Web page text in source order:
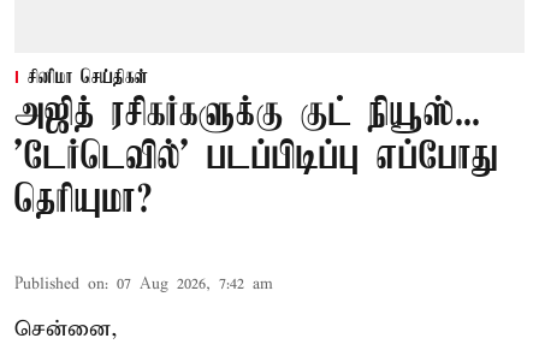
சினிமா செய்திகள்
அஜித் ரசிகர்களுக்கு குட் நியூஸ்...
'டேர்டெவில்' படப்பிடிப்பு எப்போது
தெரியுமா?
Published on: 07 Aug 2026, 7:42 am
சென்னை,